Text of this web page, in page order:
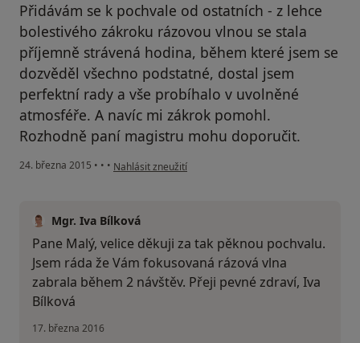
Přidávám se k pochvale od ostatních - z lehce
bolestivého zákroku rázovou vlnou se stala
příjemně strávená hodina, během které jsem se
dozvěděl všechno podstatné, dostal jsem
perfektní rady a vše probíhalo v uvolněné
atmosféře. A navíc mi zákrok pomohl.
Rozhodně paní magistru mohu doporučit.
24. března 2015 • • • podle názoru uživatele Váš účet byl odstraněn
Nahlásit zneužití
Mgr. Iva Bílková
Pane Malý, velice děkuji za tak pěknou pochvalu.
Jsem ráda že Vám fokusovaná rázová vlna
zabrala během 2 návštěv. Přeji pevné zdraví, Iva
Bílková
17. března 2016